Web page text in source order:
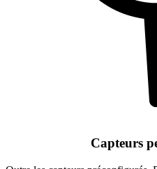
Capteurs